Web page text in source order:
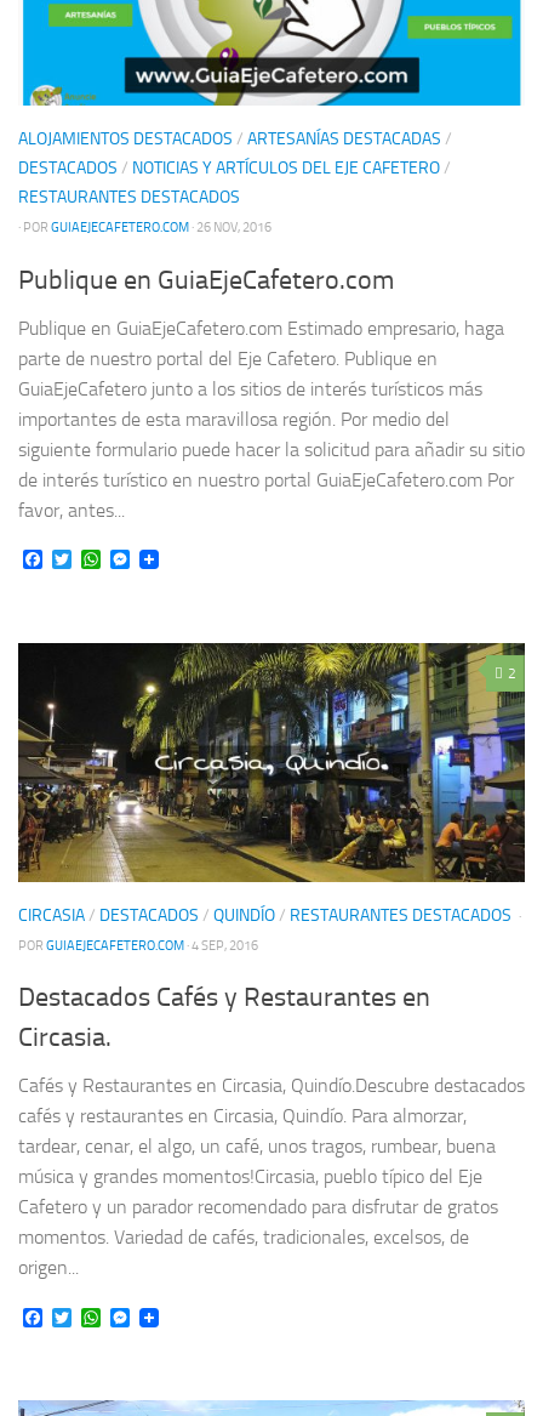
ALOJAMIENTOS DESTACADOS / ARTESANÍAS DESTACADAS /
DESTACADOS / NOTICIAS Y ARTÍCULOS DEL EJE CAFETERO/
RESTAURANTES DESTACADOS
· POR GUIAEJECAFETERO.COM · 26 NOV, 2016
Publique en GuiaEjeCafetero.com
Publique en GuiaEjeCafetero.com Estimado empresario, haga
parte de nuestro portal del Eje Cafetero. Publique en
GuiaEjeCafetero junto a los sitios de interés turísticos más
importantes de esta maravillosa región. Por medio del
siguiente formulario puede hacer la solicitud para añadir su sitio
de interés turístico en nuestro portal GuiaEjeCafetero.com Por
favor, antes...
Facebook
TwitterWhatsApp
Messenger
2
CIRCASIA/ DESTACADOS / QUINDÍO/ RESTAURANTES DESTACADOS ·
POR GUIAEJECAFETERO.COM · 4 SEP, 2016
Destacados Cafés y Restaurantes en
Circasia.
Cafés y Restaurantes en Circasia, Quindío.Descubre destacados
cafés y restaurantes en Circasia, Quindío. Para almorzar,
tardear, cenar, el algo, un café, unos tragos, rumbear, buena
música y grandes momentos!Circasia, pueblo típico del Eje
Cafetero y un parador recomendado para disfrutar de gratos
momentos. Variedad de cafés, tradicionales, excelsos, de
origen...
Facebook
TwitterWhatsApp
Messenger